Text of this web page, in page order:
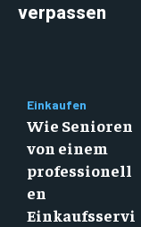
verpassen
Einkaufen
Wie Senioren
von einem
professionell
en
Einkaufsservi